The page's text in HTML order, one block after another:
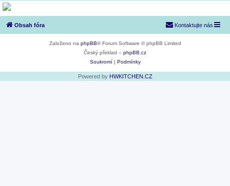
Obsah fóra Kontaktujte nás
Založeno na phpBB® Forum Software © phpBB Limited
Český překlad – phpBB.cz
Soukromí| Podmínky
Powered by HWKITCHEN.CZ